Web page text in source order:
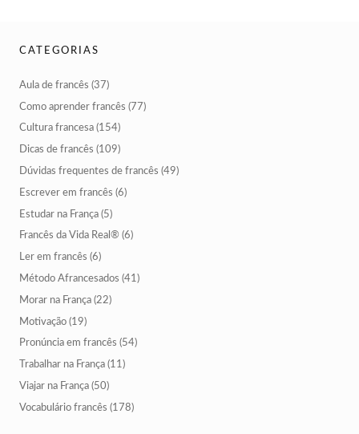
CATEGORIAS
Aula de francês (37)
Como aprender francês (77)
Cultura francesa (154)
Dicas de francês (109)
Dúvidas frequentes de francês (49)
Escrever em francês (6)
Estudar na França (5)
Francês da Vida Real® (6)
Ler em francês (6)
Método Afrancesados (41)
Morar na França (22)
Motivação (19)
Pronúncia em francês (54)
Trabalhar na França (11)
Viajar na França (50)
Vocabulário francês (178)